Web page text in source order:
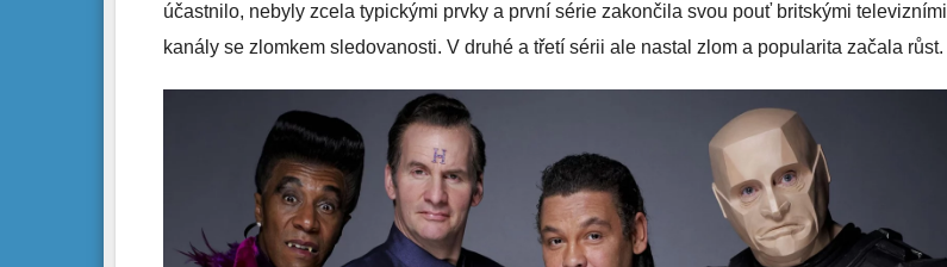
účastnilo, nebyly zcela typickými prvky a první série zakončila svou pouť britskými televizními
kanály se zlomkem sledovanosti. V druhé a třetí sérii ale nastal zlom a popularita začala růst.